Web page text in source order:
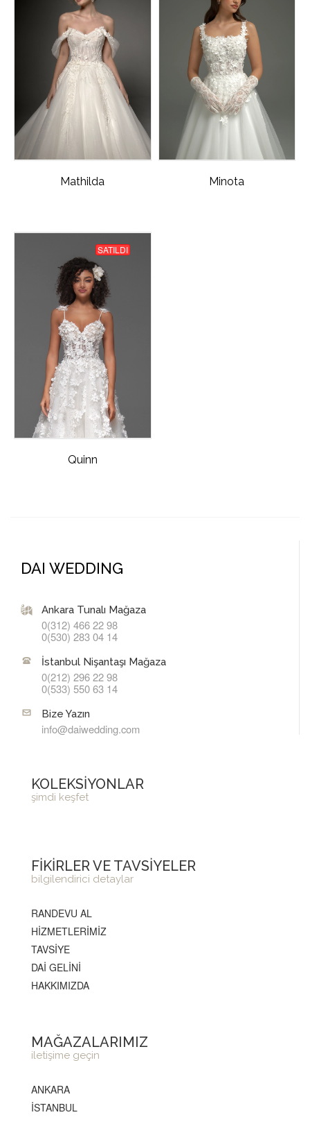
Mathilda Minota
SATILDI
Quinn
DAI WEDDING
Ankara Tunalı Mağaza
0(312) 466 22 98
0(530) 283 04 14
İstanbul Nişantaşı Mağaza
0(212) 296 22 98
0(533) 550 63 14
Bize Yazın
info@daiwedding.com
KOLEKSİYONLAR
şimdi keşfet
FİKİRLER VE TAVSİYELER
bilgilendirici detaylar
RANDEVU AL
HİZMETLERİMİZ
TAVSİYE
DAİ GELİNİ
HAKKIMIZDA
MAĞAZALARIMIZ
iletişime geçin
ANKARA
İSTANBUL